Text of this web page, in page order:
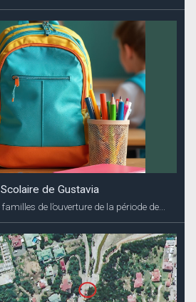
de Gustavia
de l’ouverture de la période de...